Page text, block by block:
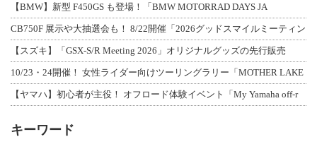
【BMW】新型 F450GS も登場！「BMW MOTORRAD DAYS JA
CB750F 展示や大抽選会も！ 8/22開催「2026グッドスマイルミーティン
【スズキ】「GSX-S/R Meeting 2026」オリジナルグッズの先行販売
10/23・24開催！ 女性ライダー向けツーリングラリー「MOTHER LAKE
【ヤマハ】初心者が主役！ オフロード体験イベント「My Yamaha off-r
キーワード